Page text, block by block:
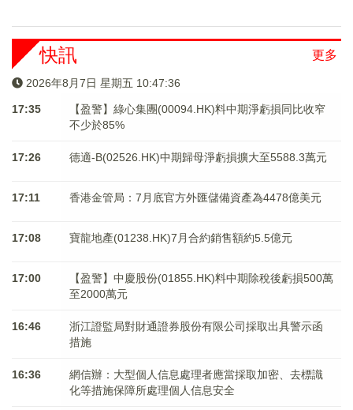
更多
快訊
2026年8月7日 星期五 10:47:36
17:35
【盈警】綠心集團(00094.HK)料中期淨虧損同比收窄
不少於85%
17:26 德適-B(02526.HK)中期歸母淨虧損擴大至5588.3萬元
17:11 香港金管局：7月底官方外匯儲備資產為4478億美元
17:08 寶龍地產(01238.HK)7月合約銷售額約5.5億元
17:00
【盈警】中慶股份(01855.HK)料中期除稅後虧損500萬
至2000萬元
16:46
浙江證監局對財通證券股份有限公司採取出具警示函
措施
16:36
網信辦：大型個人信息處理者應當採取加密、去標識
化等措施保障所處理個人信息安全